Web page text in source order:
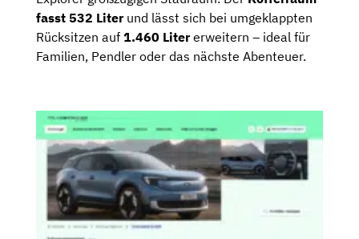
fasst 532 Literund lässt sich bei umgeklappten
Rücksitzen auf 1.460 Litererweitern – ideal für
Familien, Pendler oder das nächste Abenteuer.